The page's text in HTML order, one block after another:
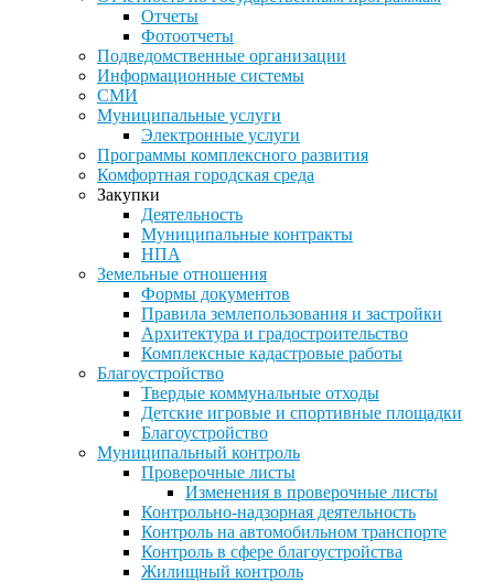
Отчеты
Фотоотчеты
Подведомственные организации
Информационные системы
СМИ
Муниципальные услуги
Электронные услуги
Программы комплексного развития
Комфортная городская среда
Закупки
Деятельность
Муниципальные контракты
НПА
Земельные отношения
Формы документов
Правила землепользования и застройки
Архитектура и градостроительство
Комплексные кадастровые работы
Благоустройство
Твердые коммунальные отходы
Детские игровые и спортивные площадки
Благоустройство
Муниципальный контроль
Проверочные листы
Изменения в проверочные листы
Контрольно-надзорная деятельность
Контроль на автомобильном транспорте
Контроль в сфере благоустройства
Жилищный контроль